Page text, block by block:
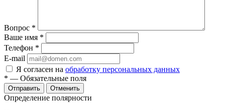
Вопрос *
Ваше имя *
Телефон *
E-mail
Я согласен на обработку персональных данных
* — Обязательные поля
Отменить
Определение полярности